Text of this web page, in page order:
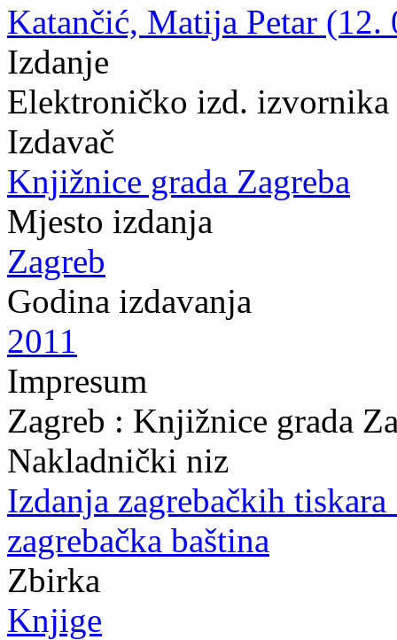
Katančić, Matija Petar
Izdanje
Elektroničko izd.
Izdavač
Knjižnice grada Zagreba
Mjesto izdanja
Zagreb
Godina izdavanja
2011
Impresum
Zagreb : Knjižnice grada
Nakladnički niz
Izdanja zagrebačkih
zagrebačka baština
Zbirka
Knjige